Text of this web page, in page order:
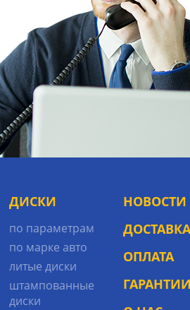
ДИСКИ
по параметрам
по марке авто
литые диски
штампованные
диски
НОВОСТИ
ОПЛАТА
ГАРАНТИИ